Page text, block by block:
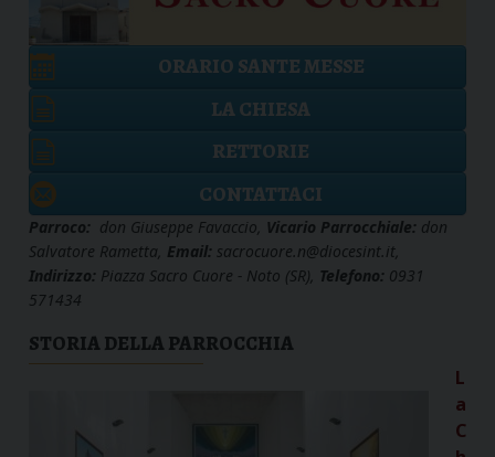
ORARIO SANTE MESSE
LA CHIESA
RETTORIE
CONTATTACI
Parroco: don Giuseppe Favaccio, Vicario Parrocchiale: don
Salvatore Rametta, Email: sacrocuore.n@diocesint.it,
Indirizzo: Piazza Sacro Cuore - Noto (SR), Telefono: 0931
571434
STORIA DELLA PARROCCHIA
L
a
C